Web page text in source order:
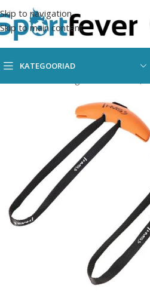
Skip to navigation
Skip to main content
KATEGOORIAD